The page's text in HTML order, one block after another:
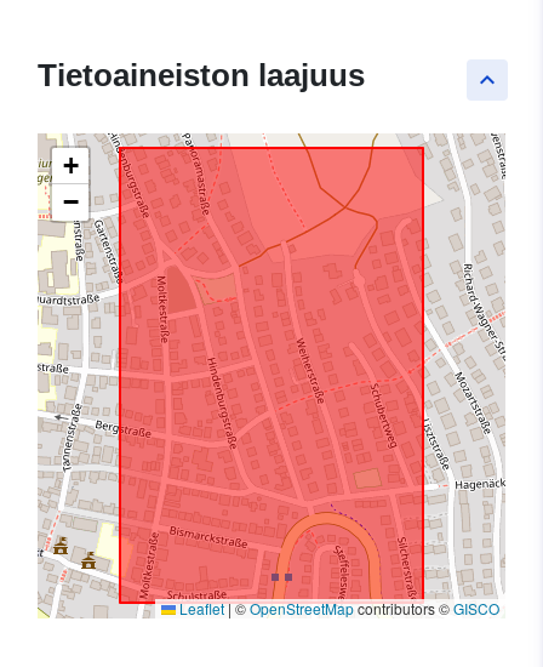
keyboard_arrow_up
Tietoaineiston laajuus
+
−
Leaflet|©OpenStreetMapcontributors ©GISCO